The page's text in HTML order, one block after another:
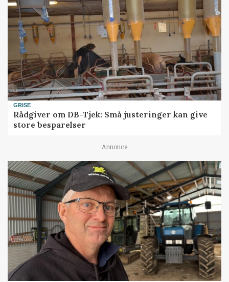
GRISE
Rådgiver om DB-Tjek: Små justeringer kan give
store besparelser
Annonce